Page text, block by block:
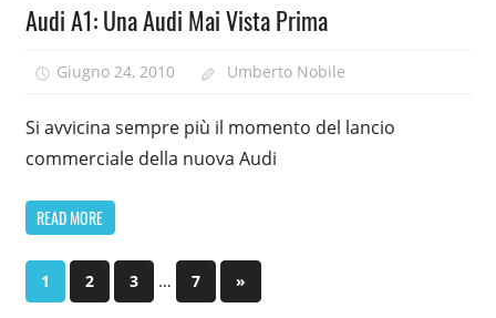
Audi A1: Una Audi Mai Vista Prima
Giugno 24, 2010 Umberto Nobile
Si avvicina sempre più il momento del lancio
commerciale della nuova Audi
READ MORE
Paginazione
1 2 3 … 7
Next
Posts
»